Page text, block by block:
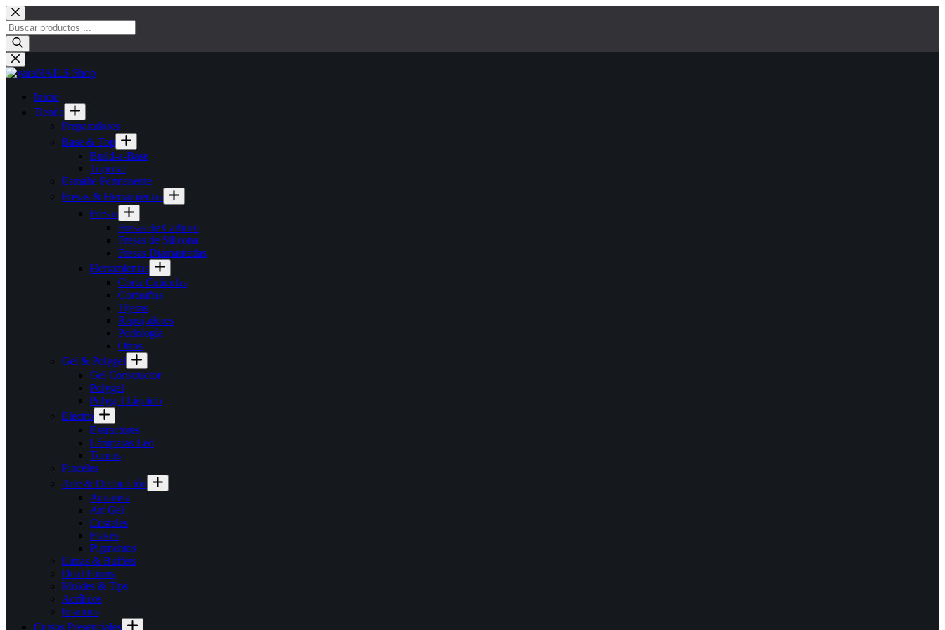
Saltar
al
contenido
Búsqueda
de
productos
Inicio
Tienda
Preparadores
Base & Top
Build-a-Base
Topcoat
Esmalte Permanente
Fresas & Herramientas
Fresas
Fresas de Carburo
Fresas de Silicona
Fresas Diamantadas
Herramientas
Corta Cutículas
Cortauñas
Tijeras
Repujadores
Podología
Otros
Gel & Polygel
Gel Constructor
Polygel
Polygel Líquido
Electro
Extractores
Lámparas Led
Tornos
Pinceles
Arte & Decoración
Acuarela
Art Gel
Cristales
Flakes
Pigmentos
Limas & Buffers
Dual Forms
Moldes & Tips
Acrílicos
Insumos
Cursos Presenciales